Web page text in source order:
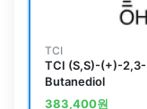
TCI
TCI (S,S)-(+)-2,3-
Butanediol
383,400원